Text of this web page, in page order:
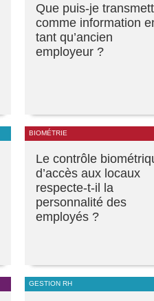
Que puis-je
comme information
tant qu’ancien
employeur ?
BIOMÉTRIE
Le contrôle
d’accès aux locaux
respecte-t-il la
personnalité des
employés ?
GESTION RH